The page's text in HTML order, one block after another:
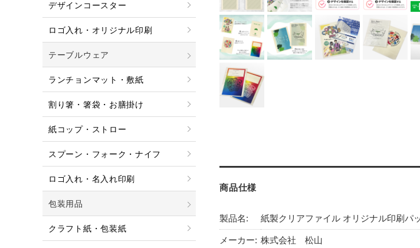
商品仕様
製品名: 紙製クリアファイル オリジナル印刷パ
メーカー: 株式会社 松山
デザインコースター
ロゴ入れ・オリジナル印刷
テーブルウェア
ランチョンマット・敷紙
割り箸・箸袋・お膳掛け
紙コップ・ストロー
スプーン・フォーク・ナイフ
ロゴ入れ・名入れ印刷
包装用品
クラフト紙・包装紙